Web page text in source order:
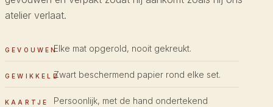
atelier verlaat.
GEVOUWENElke mat opgerold, nooit gekreukt.
GEWIKKELDZwart beschermend papier rond elke set.
KAARTJE
Persoonlijk, met de hand ondertekend